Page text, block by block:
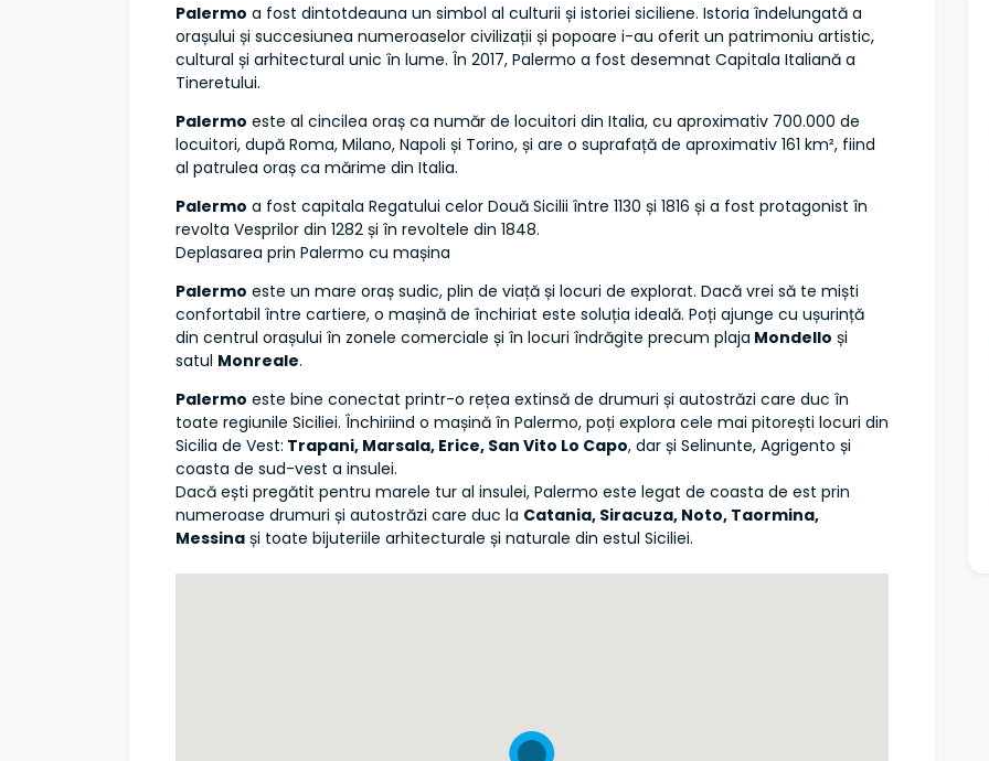
Palermo a fost dintotdeauna un simbol al culturii și istoriei siciliene. Istoria îndelungată a
orașului și succesiunea numeroaselor civilizații și popoare i-au oferit un patrimoniu artistic,
cultural și arhitectural unic în lume. În 2017, Palermo a fost desemnat Capitala Italiană a
Tineretului.
Palermo este al cincilea oraș ca număr de locuitori din Italia, cu aproximativ 700.000 de
locuitori, după Roma, Milano, Napoli și Torino, și are o suprafață de aproximativ 161 km², fiind
al patrulea oraș ca mărime din Italia.
Palermo a fost capitala Regatului celor Două Sicilii între 1130 și 1816 și a fost protagonist în
revolta Vesprilor din 1282 și în revoltele din 1848.
Deplasarea prin Palermo cu mașina
Palermo este un mare oraș sudic, plin de viață și locuri de explorat. Dacă vrei să te miști
confortabil între cartiere, o mașină de închiriat este soluția ideală. Poți ajunge cu ușurință
din centrul orașului în zonele comerciale și în locuri îndrăgite precum plaja Mondello și
satul Monreale.
Palermo este bine conectat printr-o rețea extinsă de drumuri și autostrăzi care duc în
toate regiunile Siciliei. Închiriind o mașină în Palermo, poți explora cele mai pitorești locuri din
Sicilia de Vest: Trapani, Marsala, Erice, San Vito Lo Capo, dar și Selinunte, Agrigento și
coasta de sud-vest a insulei.
Dacă ești pregătit pentru marele tur al insulei, Palermo este legat de coasta de est prin
numeroase drumuri și autostrăzi care duc la Catania, Siracuza, Noto, Taormina,
Messina și toate bijuteriile arhitecturale și naturale din estul Siciliei.